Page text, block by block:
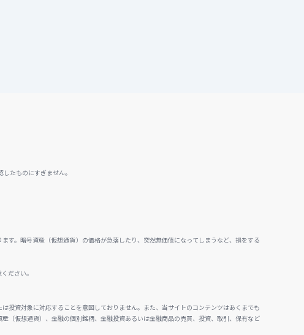
たものにすぎません。
す。暗号資産（仮想通貨）の価格が急落したり、突然無価値になってしまうなど、損をする
ださい。
投資対象に対応することを意図しておりません。また、当サイトのコンテンツはあくまでも
（仮想通貨）、金融の個別銘柄、金融投資あるいは金融商品の売買、投資、取引、保有など